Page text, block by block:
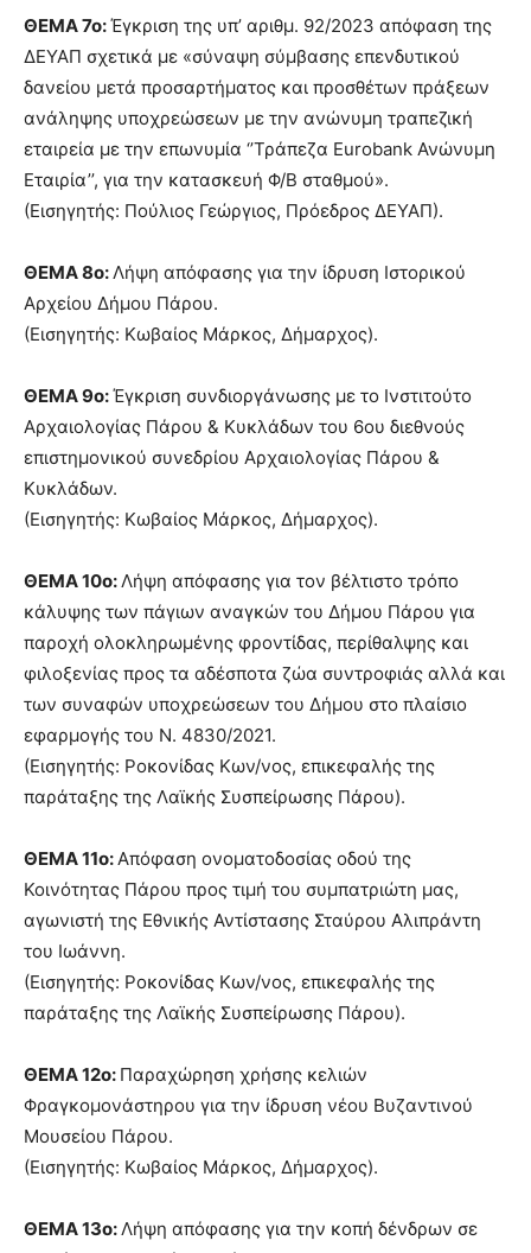
ΘΕΜΑ 7ο:Έγκριση της υπ’ αριθμ. 92/2023 απόφαση της
ΔΕΥΑΠ σχετικά με «σύναψη σύμβασης επενδυτικού
δανείου μετά προσαρτήματος και προσθέτων πράξεων
ανάληψης υποχρεώσεων με την ανώνυμη τραπεζική
εταιρεία με την επωνυμία ‘’Τράπεζα Eurobank Ανώνυμη
Εταιρία’’, για την κατασκευή Φ/Β σταθμού».
(Εισηγητής: Πούλιος Γεώργιος, Πρόεδρος ΔΕΥΑΠ).
ΘΕΜΑ 8ο:Λήψη απόφασης για την ίδρυση Ιστορικού
Αρχείου Δήμου Πάρου.
(Εισηγητής: Κωβαίος Μάρκος, Δήμαρχος).
ΘΕΜΑ 9ο:Έγκριση συνδιοργάνωσης με το Ινστιτούτο
Αρχαιολογίας Πάρου & Κυκλάδων του 6ου διεθνούς
επιστημονικού συνεδρίου Αρχαιολογίας Πάρου &
Κυκλάδων.
(Εισηγητής: Κωβαίος Μάρκος, Δήμαρχος).
ΘΕΜΑ 10ο:Λήψη απόφασης για τον βέλτιστο τρόπο
κάλυψης των πάγιων αναγκών του Δήμου Πάρου για
παροχή ολοκληρωμένης φροντίδας, περίθαλψης και
φιλοξενίας προς τα αδέσποτα ζώα συντροφιάς αλλά και
των συναφών υποχρεώσεων του Δήμου στο πλαίσιο
εφαρμογής του Ν. 4830/2021.
(Εισηγητής: Ροκονίδας Κων/νος, επικεφαλής της
παράταξης της Λαϊκής Συσπείρωσης Πάρου).
ΘΕΜΑ 11ο:Απόφαση ονοματοδοσίας οδού της
Κοινότητας Πάρου προς τιμή του συμπατριώτη μας,
αγωνιστή της Εθνικής Αντίστασης Σταύρου Αλιπράντη
του Ιωάννη.
(Εισηγητής: Ροκονίδας Κων/νος, επικεφαλής της
παράταξης της Λαϊκής Συσπείρωσης Πάρου).
ΘΕΜΑ 12ο: Παραχώρηση χρήσης κελιών
Φραγκομονάστηρου για την ίδρυση νέου Βυζαντινού
Μουσείου Πάρου.
(Εισηγητής: Κωβαίος Μάρκος, Δήμαρχος).
ΘΕΜΑ 13ο:Λήψη απόφασης για την κοπή δένδρων σε